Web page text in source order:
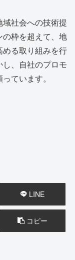
社会への技術提
枠を超えて、地
る取り組みを行
、自社のプロモ
ています。
LINE
コピー